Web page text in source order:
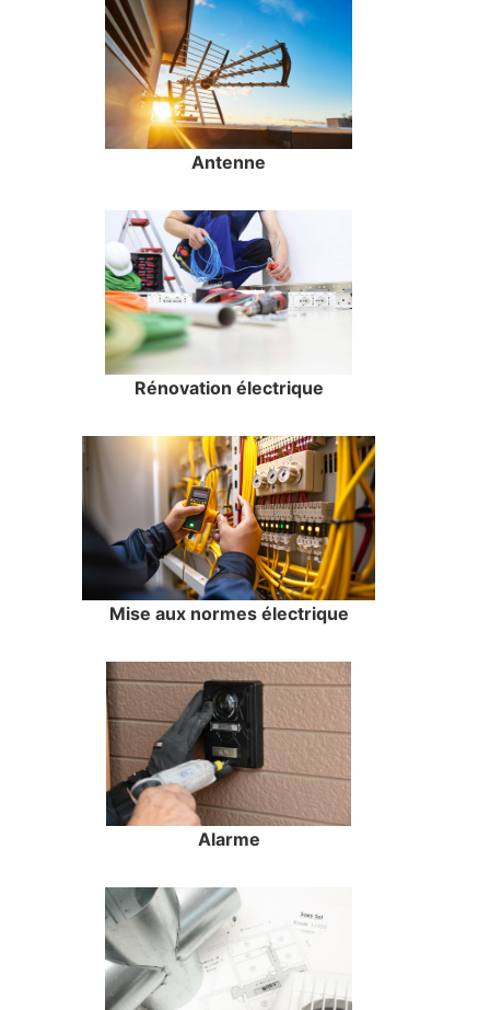
Antenne
Rénovation électrique
Mise aux normes électrique
Alarme